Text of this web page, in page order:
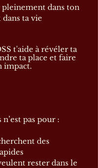
pleinement dans ton
dans ta vie
t'aide à révéler ta
ta place et faire
impact.
pas pour :
des
rester dans le